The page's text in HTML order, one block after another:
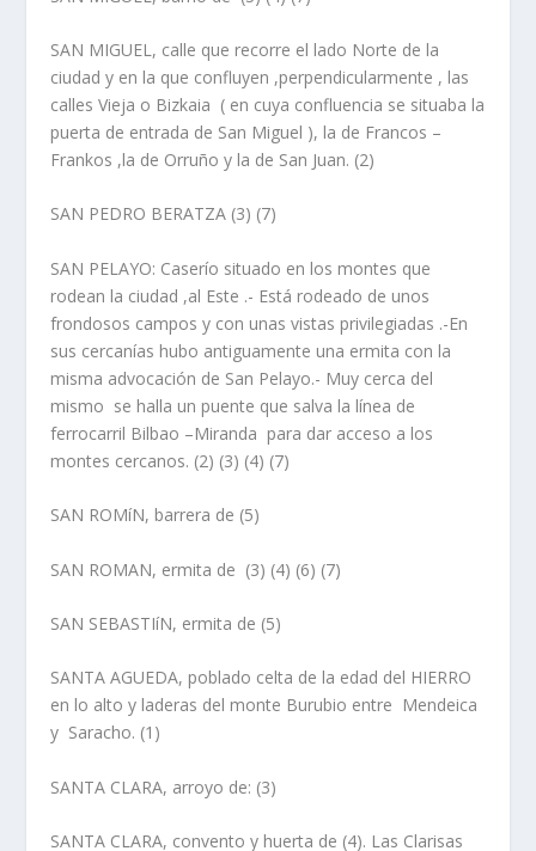
SAN MIGUEL, calle que recorre el lado Norte de la
ciudad y en la que confluyen ,perpendicularmente , las
calles Vieja o Bizkaia ( en cuya confluencia se situaba la
puerta de entrada de San Miguel ), la de Francos –
Frankos ,la de Orruño y la de San Juan. (2)
SAN PEDRO BERATZA (3) (7)
SAN PELAYO: Caserí­o situado en los montes que
rodean la ciudad ,al Este .- Está rodeado de unos
frondosos campos y con unas vistas privilegiadas .-En
sus cercaní­as hubo antiguamente una ermita con la
misma advocación de San Pelayo.- Muy cerca del
mismo se halla un puente que salva la lí­nea de
ferrocarril Bilbao –Miranda para dar acceso a los
montes cercanos. (2) (3) (4) (7)
SAN ROMíN, barrera de (5)
SAN ROMAN, ermita de (3) (4) (6) (7)
SAN SEBASTIíN, ermita de (5)
SANTA AGUEDA, poblado celta de la edad del HIERRO
en lo alto y laderas del monte Burubio entre Mendeica
y Saracho. (1)
SANTA CLARA, arroyo de: (3)
SANTA CLARA, convento y huerta de (4). Las Clarisas